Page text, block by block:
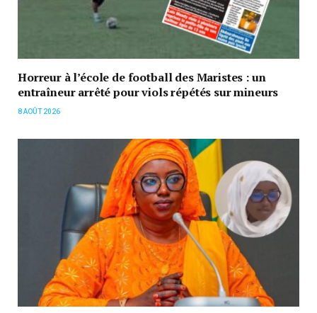
Horreur à l’école de football des Maristes : un
entraîneur arrêté pour viols répétés sur mineurs
8 AOÛT 2026